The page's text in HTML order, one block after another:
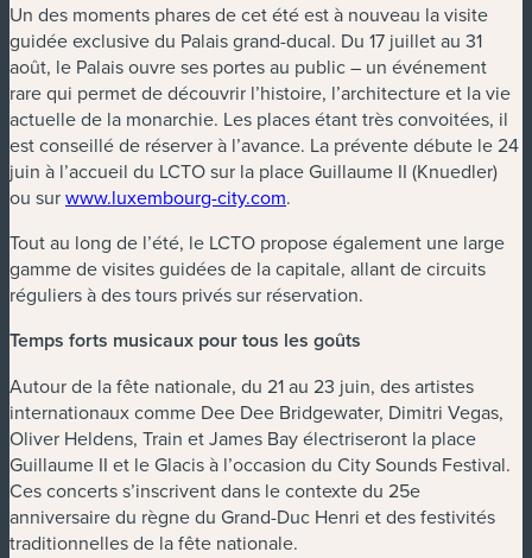
Un des moments phares de cet été est à nouveau la visite
guidée exclusive du Palais grand-ducal. Du 17 juillet au 31
août, le Palais ouvre ses portes au public – un événement
rare qui permet de découvrir l’histoire, l’architecture et la vie
actuelle de la monarchie. Les places étant très convoitées, il
est conseillé de réserver à l’avance. La prévente débute le 24
juin à l’accueil du LCTO sur la place Guillaume II (Knuedler)
ou surwww.luxembourg-city.com.
Tout au long de l’été, le LCTO propose également une large
gamme de visites guidées de la capitale, allant de circuits
réguliers à des tours privés sur réservation.
Temps forts musicaux pour tous les goûts
Autour de la fête nationale, du 21 au 23 juin, des artistes
internationaux comme Dee Dee Bridgewater, Dimitri Vegas,
Oliver Heldens, Train et James Bay électriseront la place
Guillaume II et le Glacis à l’occasion du City Sounds Festival.
Ces concerts s’inscrivent dans le contexte du 25e
anniversaire du règne du Grand-Duc Henri et des festivités
traditionnelles de la fête nationale.